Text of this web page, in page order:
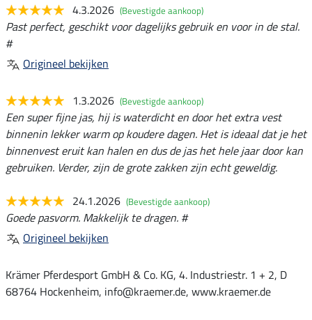
4.3.2026 (Bevestigde aankoop)
Past perfect, geschikt voor dagelijks gebruik en voor in de stal.
#
Origineel bekijken
1.3.2026 (Bevestigde aankoop)
Een super fijne jas, hij is waterdicht en door het extra vest
binnenin lekker warm op koudere dagen. Het is ideaal dat je het
binnenvest eruit kan halen en dus de jas het hele jaar door kan
gebruiken. Verder, zijn de grote zakken zijn echt geweldig.
24.1.2026 (Bevestigde aankoop)
Goede pasvorm. Makkelijk te dragen. #
Origineel bekijken
Krämer Pferdesport GmbH & Co. KG, 4. Industriestr. 1 + 2, D
68764 Hockenheim, info@kraemer.de, www.kraemer.de